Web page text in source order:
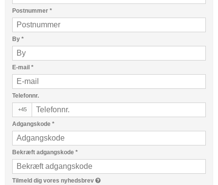
Postnummer *
By *
E-mail *
Telefonnr.
+45
Adgangskode *
Bekræft adgangskode *
Tilmeld dig vores nyhedsbrev